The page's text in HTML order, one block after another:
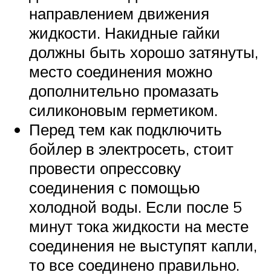
направлением движения
жидкости. Накидные гайки
должны быть хорошо затянуты,
место соединения можно
дополнительно промазать
силиконовым герметиком.
Перед тем как подключить
бойлер в электросеть, стоит
провести опрессовку
соединения с помощью
холодной воды. Если после 5
минут тока жидкости на месте
соединения не выступят капли,
то все соединено правильно.